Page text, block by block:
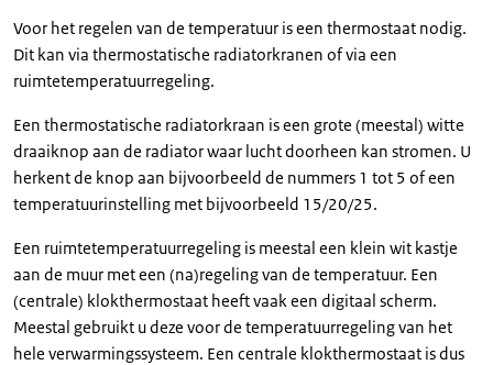
Voor het regelen van de temperatuur is een thermostaat nodig.
Dit kan via thermostatische radiatorkranen of via een
ruimtetemperatuurregeling.
Een thermostatische radiatorkraan is een grote (meestal) witte
draaiknop aan de radiator waar lucht doorheen kan stromen. U
herkent de knop aan bijvoorbeeld de nummers 1 tot 5 of een
temperatuurinstelling met bijvoorbeeld 15/20/25.
Een ruimtetemperatuurregeling is meestal een klein wit kastje
aan de muur met een (na)regeling van de temperatuur. Een
(centrale) klokthermostaat heeft vaak een digitaal scherm.
Meestal gebruikt u deze voor de temperatuurregeling van het
hele verwarmingssysteem. Een centrale klokthermostaat is dus